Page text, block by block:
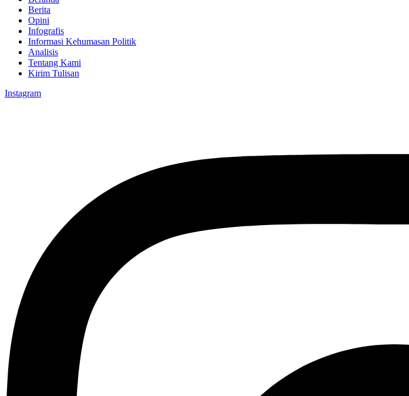
Berita
Opini
Infografis
Informasi Kehumasan Politik
Analisis
Tentang Kami
Kirim Tulisan
Instagram